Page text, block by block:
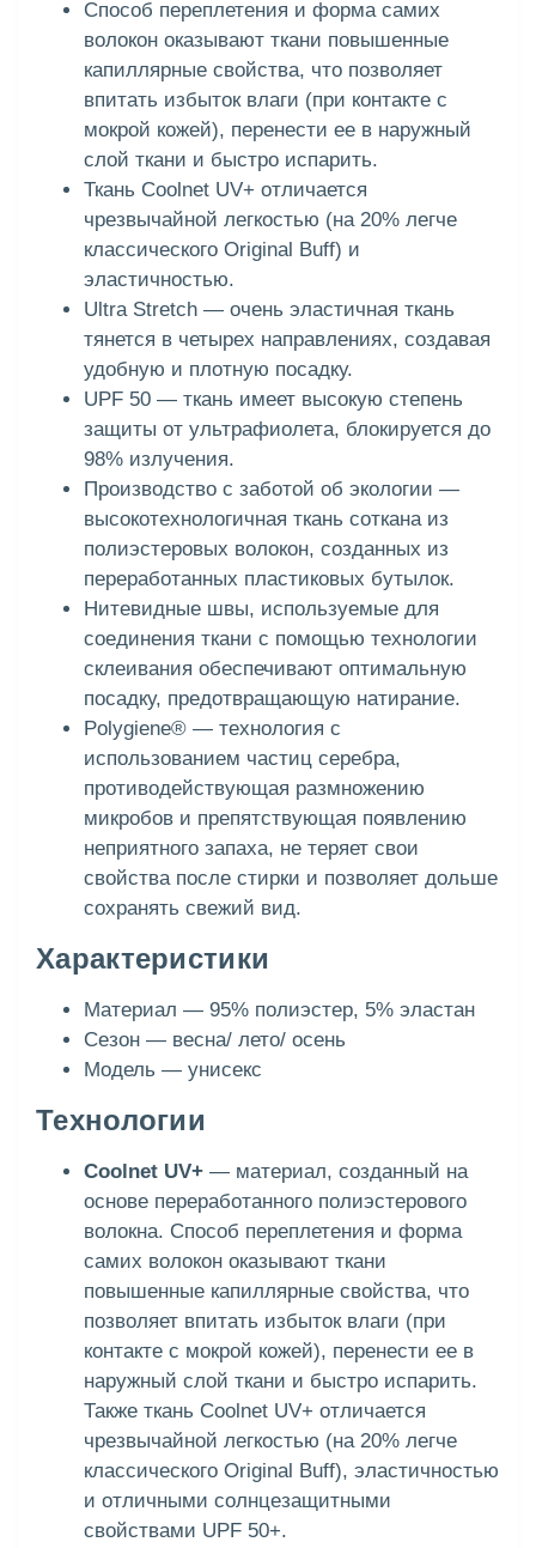
Способ переплетения и форма самих
волокон оказывают ткани повышенные
капиллярные свойства, что позволяет
впитать избыток влаги (при контакте с
мокрой кожей), перенести ее в наружный
слой ткани и быстро испарить.
Ткань Coolnet UV+ отличается
чрезвычайной легкостью (на 20% легче
классического Original Buff) и
эластичностью.
Ultra Stretch — очень эластичная ткань
тянется в четырех направлениях, создавая
удобную и плотную посадку.
UPF 50 — ткань имеет высокую степень
защиты от ультрафиолета, блокируется до
98% излучения.
Производство с заботой об экологии —
высокотехнологичная ткань соткана из
полиэстеровых волокон, созданных из
переработанных пластиковых бутылок.
Нитевидные швы, используемые для
соединения ткани с помощью технологии
склеивания обеспечивают оптимальную
посадку, предотвращающую натирание.
Polygiene® — технология с
использованием частиц серебра,
противодействующая размножению
микробов и препятствующая появлению
неприятного запаха, не теряет свои
свойства после стирки и позволяет дольше
сохранять свежий вид.
Характеристики
Материал — 95% полиэстер, 5% эластан
Сезон — весна/ лето/ осень
Модель — унисекс
Технологии
Coolnet UV+ — материал, созданный на
основе переработанного полиэстерового
волокна. Способ переплетения и форма
самих волокон оказывают ткани
повышенные капиллярные свойства, что
позволяет впитать избыток влаги (при
контакте с мокрой кожей), перенести ее в
наружный слой ткани и быстро испарить.
Также ткань Coolnet UV+ отличается
чрезвычайной легкостью (на 20% легче
классического Original Buff), эластичностью
и отличными солнцезащитными
свойствами UPF 50+.